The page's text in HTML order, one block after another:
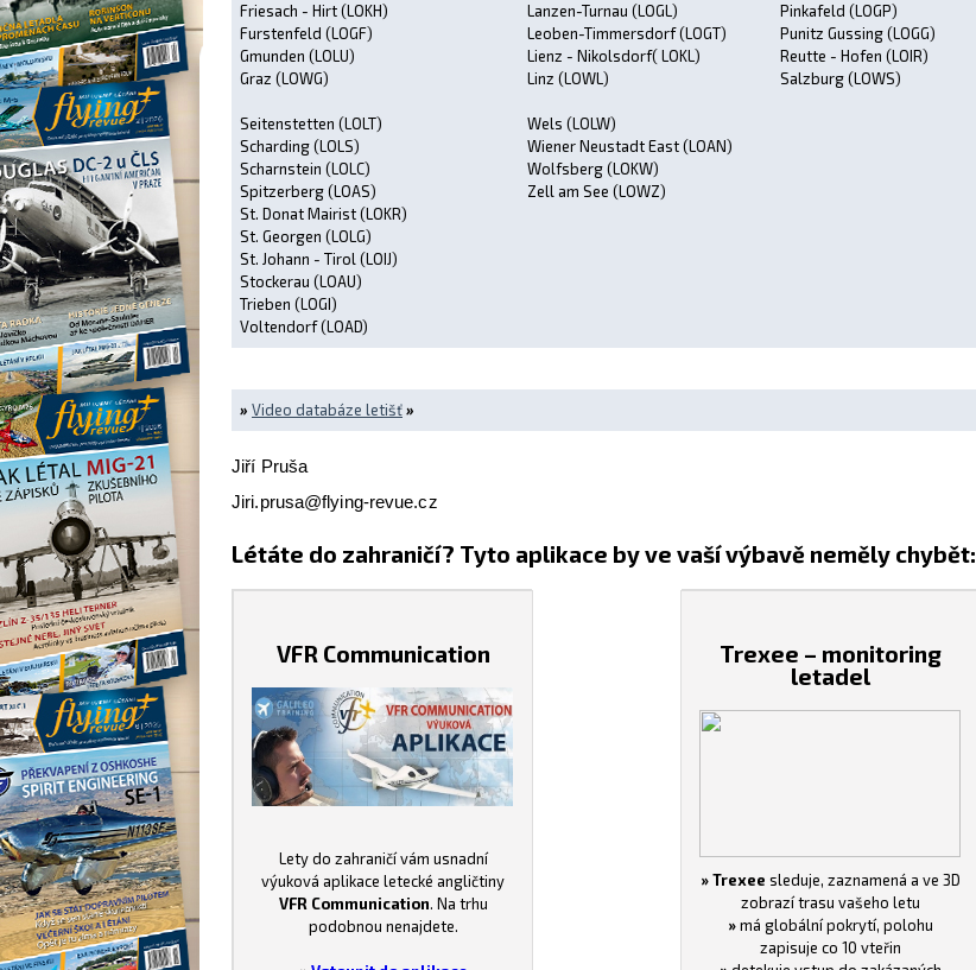
Friesach - Hirt (LOKH)
Furstenfeld (LOGF)
Gmunden (LOLU)
Graz (LOWG)
Seitenstetten (LOLT)
Scharding (LOLS)
Scharnstein (LOLC)
Spitzerberg (LOAS)
St. Donat Mairist (LOKR)
St. Georgen (LOLG)
St. Johann - Tirol (LOIJ)
Stockerau (LOAU)
Trieben (LOGI)
Voltendorf (LOAD)
Lanzen-Turnau (LOGL)
Leoben-Timmersdorf (LOGT)
Lienz - Nikolsdorf( LOKL)
Linz (LOWL)
Wels (LOLW)
Wiener Neustadt East (LOAN)
Wolfsberg (LOKW)
Zell am See (LOWZ)
Pinkafeld (LOGP)
Punitz Gussing (LOGG)
Reutte - Hofen (LOIR)
Salzburg (LOWS)
» Video databáze letišť»
Jiří Pruša
Jiri.prusa@flying-revue.cz
Létáte do zahraničí? Tyto aplikace by ve vaší výbavě neměly chybět:
VFR Communication
Lety do zahraničí vám usnadní
výuková aplikace letecké angličtiny
VFR Communication. Na trhu
podobnou nenajdete.
Trexee – monitoring
letadel
» Trexee sleduje, zaznamená a ve 3D
zobrazí trasu vašeho letu
»má globální pokrytí, polohu
zapisuje co 10 vteřin